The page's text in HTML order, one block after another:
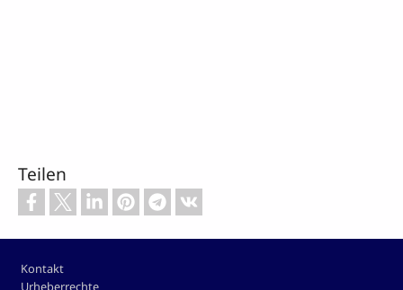
Teilen
Footer
Kontakt
Urheberrechte